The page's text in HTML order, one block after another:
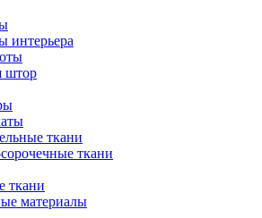
интерьера
штор
ткани
ткани
ткани
материалы